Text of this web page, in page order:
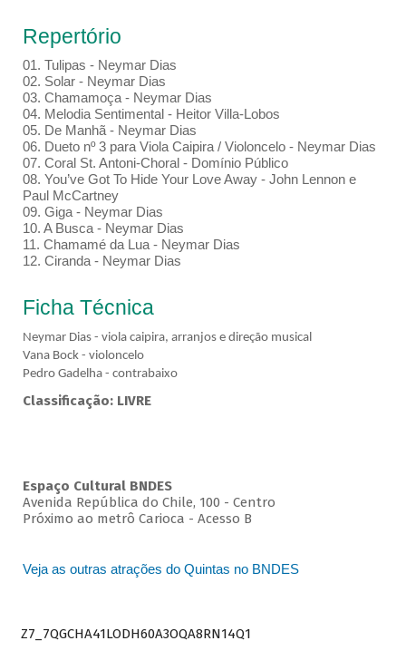
Repertório
01. Tulipas - Neymar Dias
02. Solar - Neymar Dias
03. Chamamoça - Neymar Dias
04. Melodia Sentimental - Heitor Villa-Lobos
05. De Manhã - Neymar Dias
06. Dueto nº 3 para Viola Caipira / Violoncelo - Neymar Dias
07. Coral St. Antoni-Choral - Domínio Público
08. You’ve Got To Hide Your Love Away - John Lennon e
Paul McCartney
09. Giga - Neymar Dias
10. A Busca - Neymar Dias
11. Chamamé da Lua - Neymar Dias
12. Ciranda - Neymar Dias
Ficha Técnica
Neymar Dias - viola caipira, arranjos e direção musical
Vana Bock - violoncelo
Pedro Gadelha - contrabaixo
Classificação: LIVRE
Espaço Cultural BNDES
Avenida República do Chile, 100 - Centro
Próximo ao metrô Carioca - Acesso B
Veja as outras atrações do Quintas no BNDES
Z7_7QGCHA41LODH60A3OQA8RN14Q1